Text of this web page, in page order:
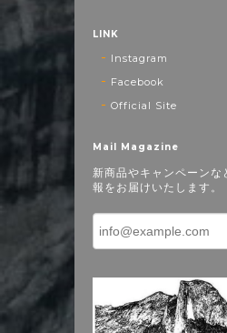
LINK
Instagram
Facebook
Official Site
Mail Magazine
新商品やキャンペーンな
報をお届けいたします。